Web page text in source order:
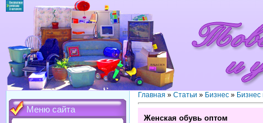
Меню сайта
Главная » Статьи » Бизнес »
Женская обувь оптом